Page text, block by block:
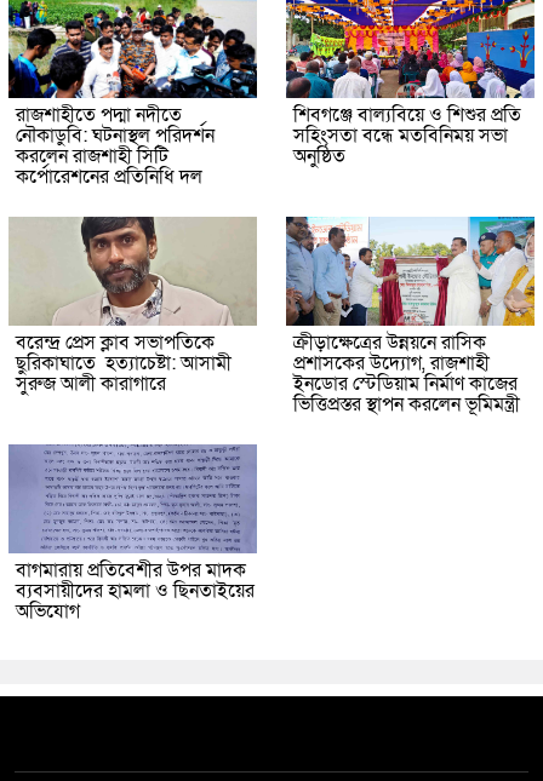
রাজশাহীতে পদ্মা নদীতে
নৌকাডুবি: ঘটনাস্থল পরিদর্শন
করলেন রাজশাহী সিটি
কর্পোরেশনের প্রতিনিধি দল
শিবগঞ্জে বাল্যবিয়ে ও শিশুর প্রতি
সহিংসতা বন্ধে মতবিনিময় সভা
অনুষ্ঠিত
বরেন্দ্র প্রেস ক্লাব সভাপতিকে
ছুরিকাঘাতে হত্যাচেষ্টা: আসামী
সুরুজ আলী কারাগারে
ক্রীড়াক্ষেত্রের উন্নয়নে রাসিক
প্রশাসকের উদ্যোগ, রাজশাহী
ইনডোর স্টেডিয়াম নির্মাণ কাজের
ভিত্তিপ্রস্তর স্থাপন করলেন ভূমিমন্ত্রী
বাগমারায় প্রতিবেশীর উপর মাদক
ব্যবসায়ীদের হামলা ও ছিনতাইয়ের
অভিযোগ